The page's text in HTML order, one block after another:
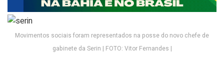
Movimentos sociais foram representados na posse do novo chefe de
gabinete da Serin | FOTO: Vitor Fernandes |